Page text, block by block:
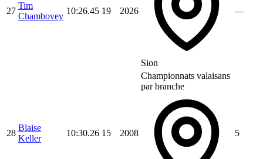
27
Tim
Chambovey
10:26.45 19 2026
Sion
—
28
Blaise
Keller
10:30.26 15 2008
Championnats valaisans
par branche
5